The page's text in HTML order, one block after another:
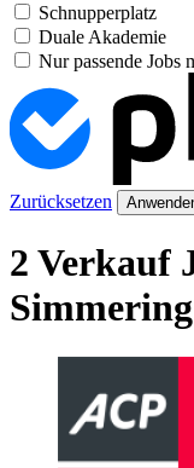
Schnupperplatz
Duale Akademie
Nur passende Jobs
Zurücksetzen
2 Verkauf
Simmering